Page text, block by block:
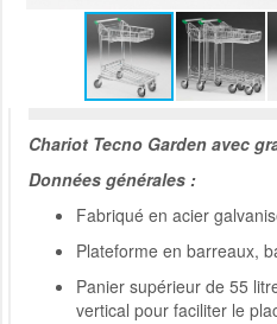
Chariot Tecno Garden avec
Données générales :
Fabriqué en acier
Plateforme en barreaux,
Panier supérieur de 55
vertical pour faciliter le